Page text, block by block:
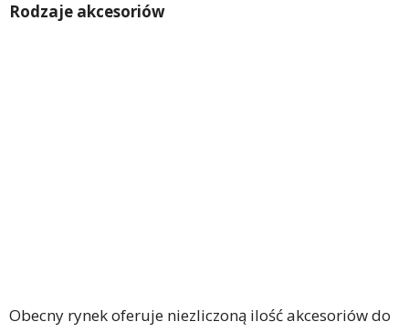
Rodzaje akcesoriów
Obecny rynek oferuje niezliczoną ilość akcesoriów do